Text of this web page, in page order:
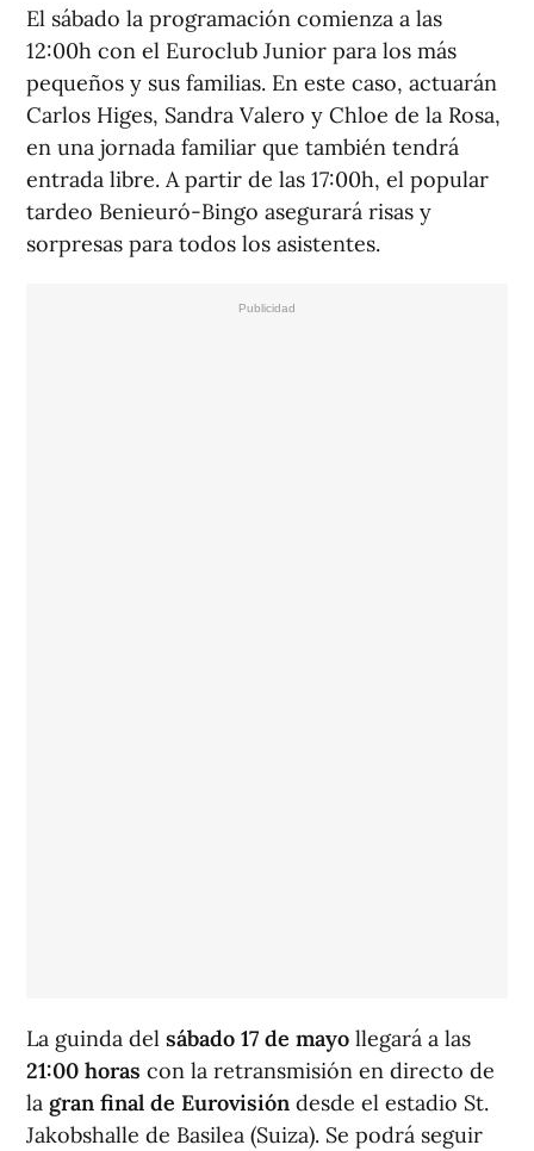
El sábado la programación comienza a las
12:00h con el Euroclub Junior para los más
pequeños y sus familias. En este caso, actuarán
Carlos Higes, Sandra Valero y Chloe de la Rosa,
en una jornada familiar que también tendrá
entrada libre. A partir de las 17:00h, el popular
tardeo Benieuró-Bingo asegurará risas y
sorpresas para todos los asistentes.
La guinda del sábado 17 de mayo llegará a las
21:00 horas con la retransmisión en directo de
la gran final de Eurovisión desde el estadio St.
Jakobshalle de Basilea (Suiza). Se podrá seguir